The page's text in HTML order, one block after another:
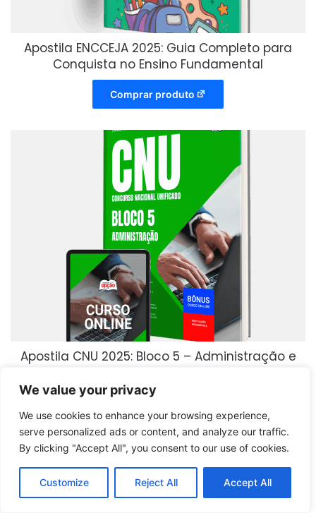
We value your privacy
We use cookies to enhance your browsing experience,
serve personalized ads or content, and analyze our traffic.
By clicking "Accept All", you consent to our use of cookies.
Customize Reject All Accept All
Apostila ENCCEJA 2025: Guia Completo para
Conquista no Ensino Fundamental
Comprar produto
Apostila CNU 2025: Bloco 5 – Administração e